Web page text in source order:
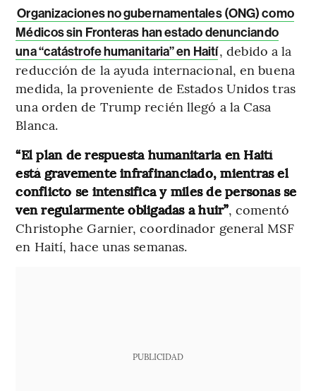
Organizaciones no gubernamentales (ONG) como
Médicos sin Fronteras han estado denunciando
una “catástrofe humanitaria” en Haití, debido a la
reducción de la ayuda internacional, en buena
medida, la proveniente de Estados Unidos tras
una orden de Trump recién llegó a la Casa
Blanca.
“El plan de respuesta humanitaria en Haití
está gravemente infrafinanciado, mientras el
conflicto se intensifica y miles de personas se
ven regularmente obligadas a huir”, comentó
Christophe Garnier, coordinador general MSF
en Haití, hace unas semanas.
PUBLICIDAD